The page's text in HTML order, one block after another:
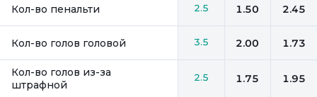
Кол-во пенальти 2.5 1.50 2.45
Кол-во голов головой 3.5 2.00 1.73
Кол-во голов из-за
штрафной
2.5 1.75 1.95